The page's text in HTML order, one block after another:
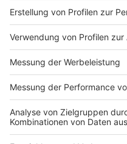
Impressum
Nutzungsbedingungen
Jobs